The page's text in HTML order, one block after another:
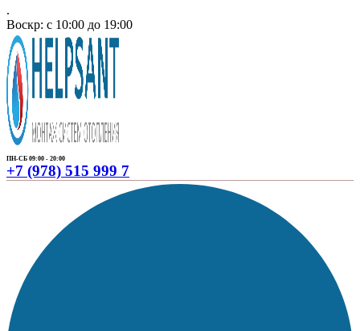
.
Воскр: с 10:00 до 19:00
ПН-СБ 09:00 - 20:00
+7 (978) 515 999 7